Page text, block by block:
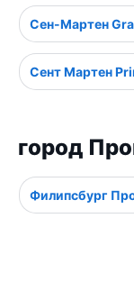
Сен-Мартен
Сент Мартен
город
Филипсбург